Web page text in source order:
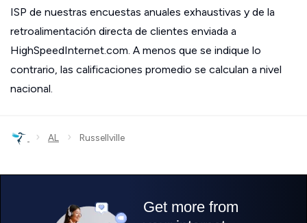
ISP de nuestras encuestas anuales exhaustivas y de la
retroalimentación directa de clientes enviada a
HighSpeedInternet.com. A menos que se indique lo
contrario, las calificaciones promedio se calculan a nivel
nacional.
› AL › Russellville